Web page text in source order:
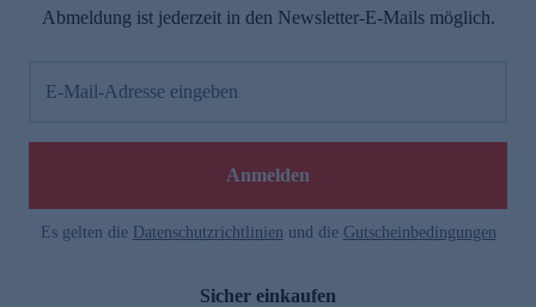
Abmeldung ist jederzeit in den Newsletter-E-Mails möglich.
E-Mail-Adresse eingeben
Anmelden
Es gelten die Datenschutzrichtlinien und die Gutscheinbedingungen
Sicher einkaufen